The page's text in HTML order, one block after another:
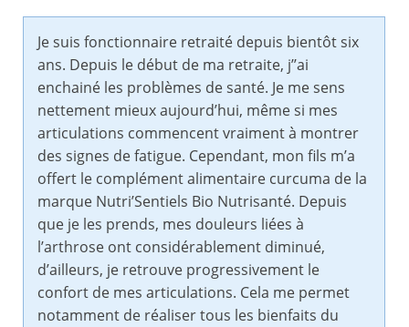
Je suis fonctionnaire retraité depuis bientôt six
ans. Depuis le début de ma retraite, j’’ai
enchainé les problèmes de santé. Je me sens
nettement mieux aujourd’hui, même si mes
articulations commencent vraiment à montrer
des signes de fatigue. Cependant, mon fils m’a
offert le complément alimentaire curcuma de la
marque Nutri’Sentiels Bio Nutrisanté. Depuis
que je les prends, mes douleurs liées à
l’arthrose ont considérablement diminué,
d’ailleurs, je retrouve progressivement le
confort de mes articulations. Cela me permet
notamment de réaliser tous les bienfaits du